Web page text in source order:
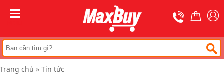
Trang
chủ
Thang
chữ
A
Trang chủ » Tin tức